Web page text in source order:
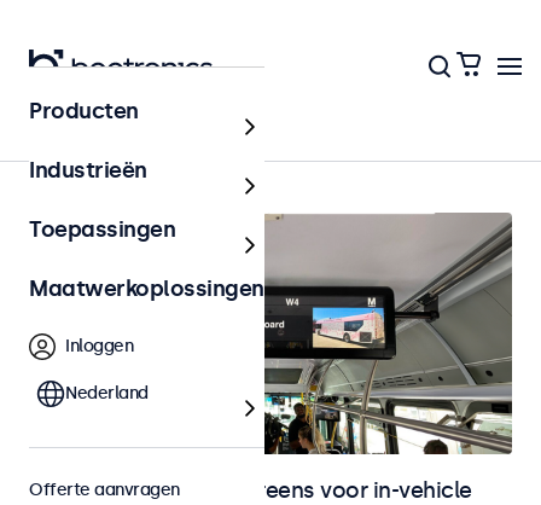
In-vehicle
Monitoren en touchscreens voor in-vehicle
Producten
Industrieën
Toepassingen
Maatwerkoplossingen
Inloggen
Nederland
Offerte aanvragen